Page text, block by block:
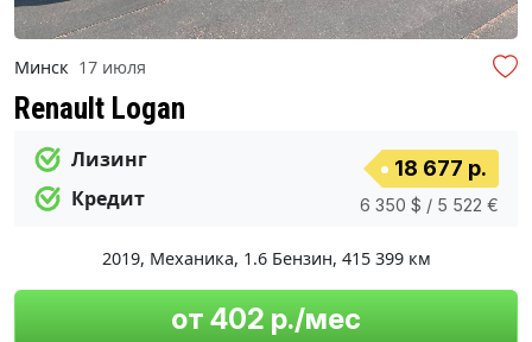
Минск 17 июля
Renault Logan
Лизинг
Кредит
18 677 р.
6 350 $ / 5 522 €
2019, Механика, 1.6 Бензин, 415 399 км
от 402 р./мес